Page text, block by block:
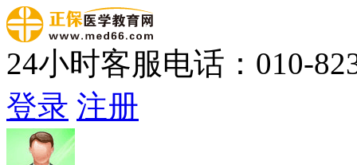
24小时客服电话：010-
登录 注册